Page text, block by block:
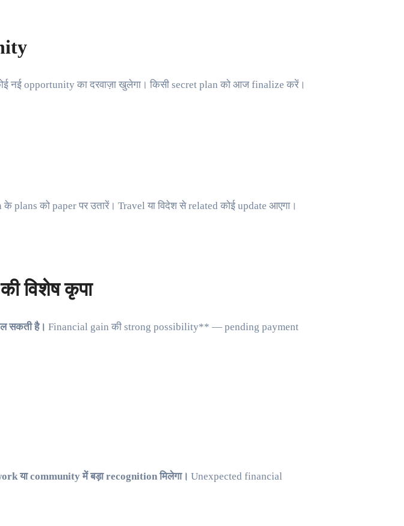
नई opportunity का दरवाज़ा खुलेगा। किसी secret plan को आज finalize करें।
plans को paper पर उतारें। Travel या विदेश से related कोई update आएगा।
विशेष कृपा
सकती है। Financial gain की strong possibility** — pending payment
या community में बड़ा recognition मिलेगा। Unexpected financial